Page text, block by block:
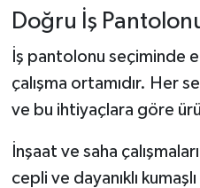
Doğru İş
İş pantolonu seçiminde
çalışma ortamıdır. Her
ve bu ihtiyaçlara göre
İnşaat ve saha
cepli ve dayanıklı